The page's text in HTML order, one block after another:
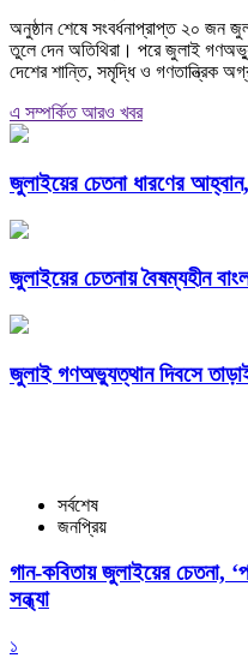
অনুষ্ঠান শেষে সংবর্ধনাপ্রাপ্ত ২০ জন
তুলে দেন অতিথিরা। পরে জুলাই
দেশের শান্তি, সমৃদ্ধি ও গণতান্ত্রিক
এ সম্পর্কিত আরও খবর
জুলাইয়ের চেতনা ধারণের আহ্বান,
জুলাইয়ের চেতনায় বৈষম্যহীন
জুলাই গণঅভ্যুত্থান দিবসে
সর্বশেষ
জনপ্রিয়
গান-কবিতায় জুলাইয়ের চেতনা,
সন্ধ্যা
১